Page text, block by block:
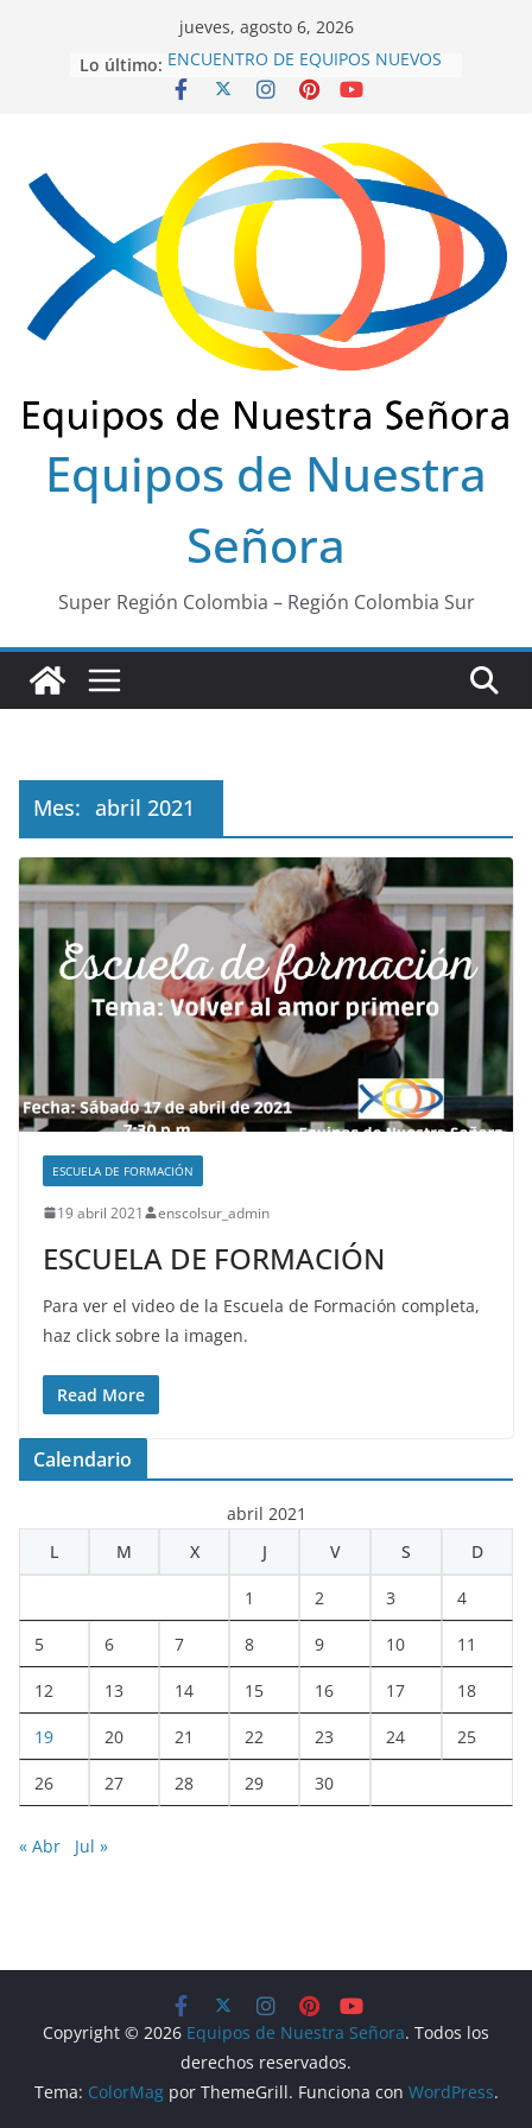
jueves, agosto 6, 2026
Lo último: ENCUENTRO DE EQUIPOS NUEVOS
SECTOR FLORENCIA
ENSCOLSUR.
COLEGIO REGIONAL FINAL 2025
EUCARISTÍA DE FRATERNIDAD
OCTUBRE 2025
Equipos de Nuestra
Señora
Super Región Colombia – Región Colombia Sur
Mes: abril 2021
ESCUELA DE FORMACIÓN
19 abril 2021 enscolsur_admin
ESCUELA DE FORMACIÓN
Para ver el video de la Escuela de Formación completa,
haz click sobre la imagen.
Read More
Calendario
abril 2021
L
M X J V S D
1 2 3 4
5 6 7 8 9 10 11
12 13 14 15 16 17 18
19 20 21 22 23 24 25
26 27 28 29 30
« Abr Jul »
Copyright © 2026 Equipos de Nuestra Señora. Todos los
derechos reservados.
Tema: ColorMagpor ThemeGrill. Funciona con WordPress.